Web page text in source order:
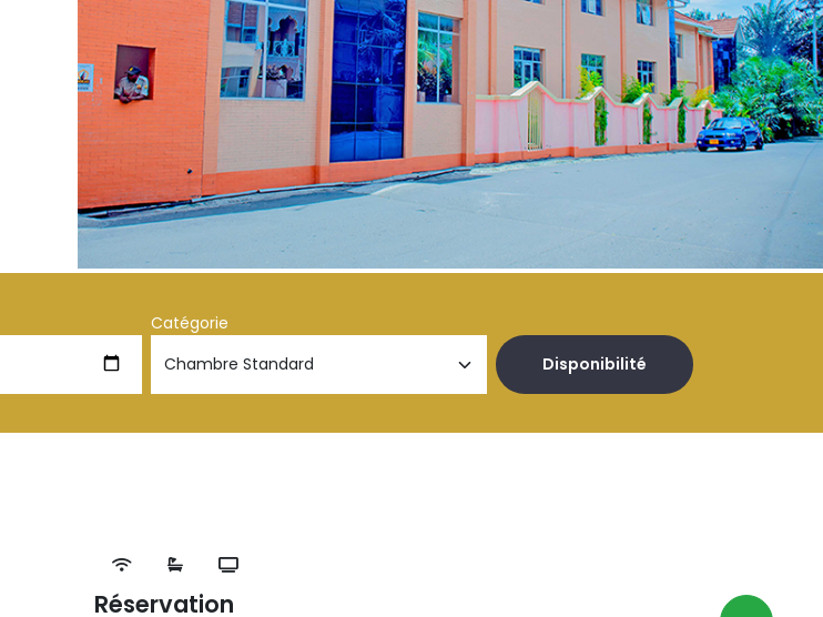
Catégorie
Disponibilité
Réservation